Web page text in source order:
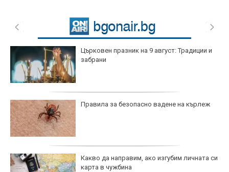
Църковен празник на 9 август: Традиции и
забрани
Правила за безопасно вадене на кърлеж
Какво да направим, ако изгубим личната си
карта в чужбина